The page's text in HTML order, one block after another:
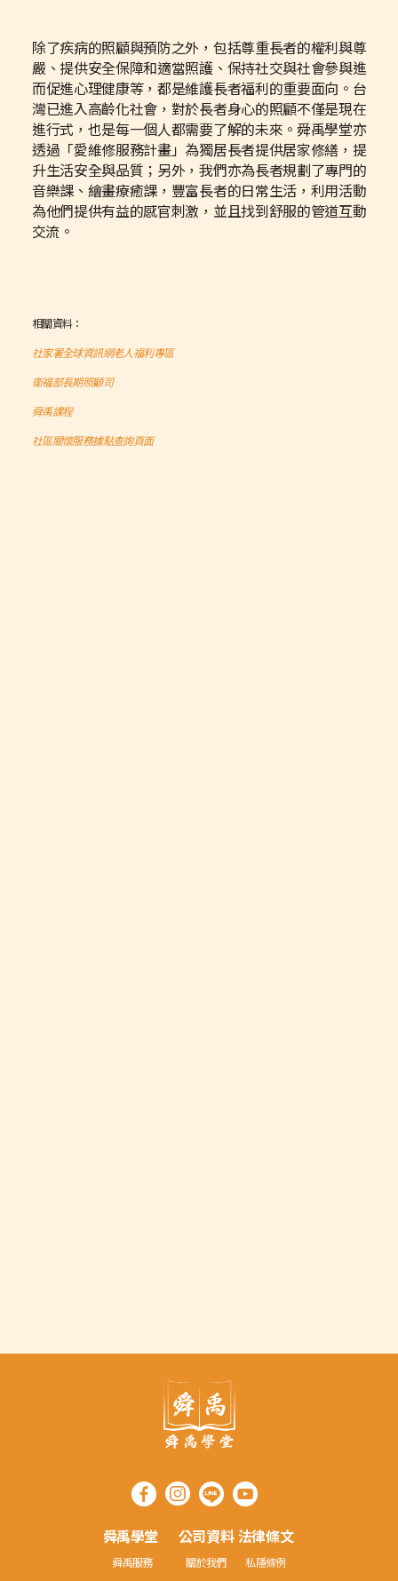
除了疾病的照顧與預防之外，包括尊重長者的權利與尊
嚴、提供安全保障和適當照護、保持社交與社會參與進
而促進心理健康等，都是維護長者福利的重要面向。台
灣已進入高齡化社會，對於長者身心的照顧不僅是現在
進行式，也是每一個人都需要了解的未來。舜禹學堂亦
透過「愛維修服務計畫」為獨居長者提供居家修繕，提
升生活安全與品質；另外，我們亦為長者規劃了專門的
音樂課、繪畫療癒課，豐富長者的日常生活，利用活動
為他們提供有益的感官刺激，並且找到舒服的管道互動
交流。
相關資料：
社家署全球資訊網老人福利專區
衛福部長期照顧司
舜禹課程
社區關懷服務據點查詢頁面
舜禹學堂
舜禹服務
公司資料
關於我們
法律條文
私隱條例